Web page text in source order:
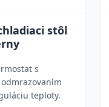
stôl
s
teploty.